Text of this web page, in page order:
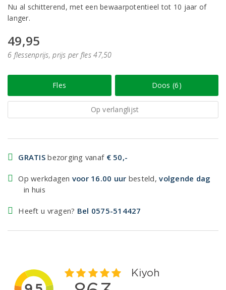
Nu al schitterend, met een bewaarpotentieel tot 10 jaar of
langer.
49,95
6 flessenprijs, prijs per fles 47,50
Fles Doos (6)
Op verlanglijst
GRATIS bezorging vanaf € 50,-
Op werkdagen voor 16.00 uur besteld,volgende dag
in huis
Heeft u vragen? Bel 0575-514427